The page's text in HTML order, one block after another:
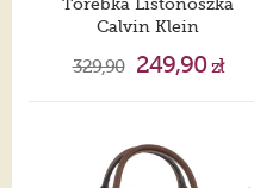
Calvin Klein
329,90 249,90zł